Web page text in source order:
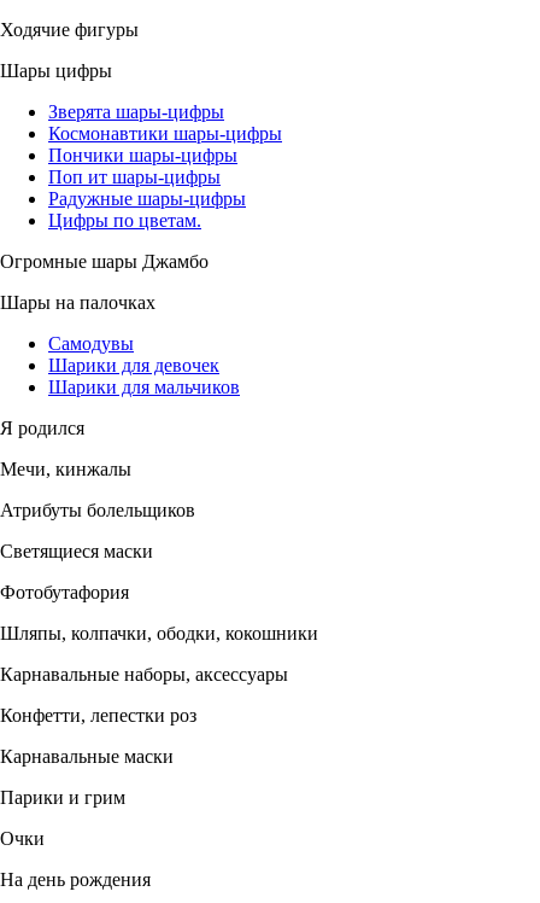
Ходячие фигуры
Шары цифры
Зверята шары-цифры
Космонавтики шары-цифры
Пончики шары-цифры
Поп ит шары-цифры
Радужные шары-цифры
Цифры по цветам.
Огромные шары Джамбо
Шары на палочках
Самодувы
Шарики для девочек
Шарики для мальчиков
Я родился
Мечи, кинжалы
Атрибуты болельщиков
Светящиеся маски
Фотобутафория
Шляпы, колпачки, ободки, кокошники
Карнавальные наборы, аксессуары
Конфетти, лепестки роз
Карнавальные маски
Парики и грим
Очки
На день рождения